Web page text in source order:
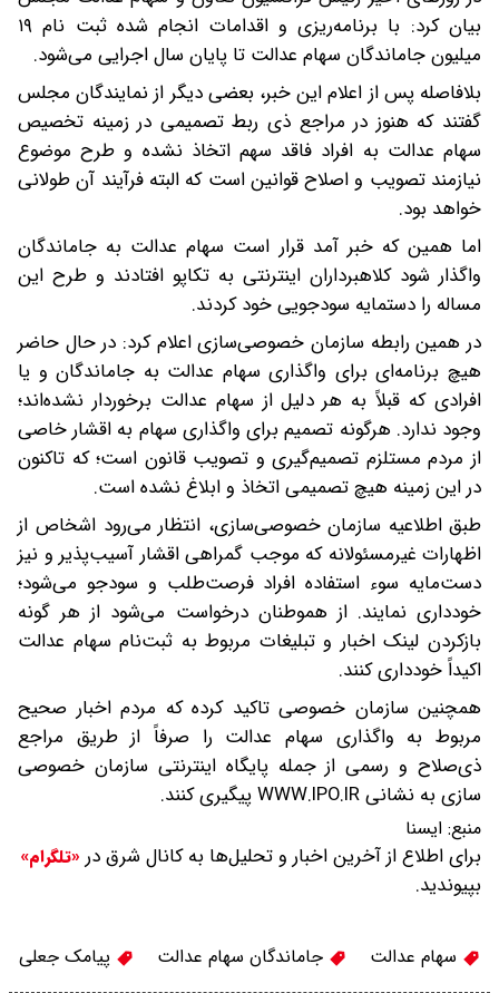
بیان کرد: با برنامه‌ریزی و اقدامات انجام شده ثبت نام ۱۹
میلیون جاماندگان سهام عدالت تا پایان سال اجرایی می‌شود.
بلافاصله پس از اعلام این خبر، بعضی دیگر از نمایندگان مجلس
گفتند که هنوز در مراجع ذی ربط تصمیمی در زمینه تخصیص
سهام عدالت به افراد فاقد سهم اتخاذ نشده و طرح موضوع
نیازمند تصویب و اصلاح قوانین است که البته فرآیند آن طولانی
خواهد بود.
اما همین که خبر آمد قرار است سهام عدالت به جاماندگان
واگذار شود کلاهبرداران اینترنتی به تکاپو افتادند و طرح این
مساله را دستمایه سودجویی خود کردند.
در همین رابطه سازمان خصوصی‌سازی اعلام کرد: در حال حاضر
هیچ برنامه‌­ای برای واگذاری سهام عدالت به جاماندگان و یا
افرادی که قبلاً به هر دلیل از سهام عدالت برخوردار نشده‌­اند؛
وجود ندارد. هرگونه تصمیم برای واگذاری سهام به اقشار خاصی
از مردم مستلزم تصمیم‌گیری و تصویب قانون است؛ که تاکنون
در این زمینه هیچ تصمیمی اتخاذ و ابلاغ نشده است.
طبق اطلاعیه سازمان خصوصی‌سازی، انتظار می­‌رود اشخاص از
اظهارات غیرمسئولانه که موجب گمراهی اقشار آسیب­‌پذیر و نیز
دست‌مایه سوء استفاده افراد فرصت­‌طلب و سودجو می­‌شود؛
خودداری نمایند. از هموطنان درخواست می‌­شود از هر گونه
بازکردن لینک اخبار و تبلیغات مربوط به ثبت‌نام سهام عدالت
اکیداً خودداری کنند.
همچنین سازمان خصوصی تاکید کرده که مردم اخبار صحیح
مربوط به واگذاری سهام عدالت را صرفاً از طریق مراجع
ذی‌صلاح و رسمی از جمله پایگاه اینترنتی سازمان خصوصی­‌
سازی به نشانی WWW.IPO.IR پیگیری کنند.
منبع: ایسنا
برای اطلاع از آخرین اخبار و تحلیل‌ها به کانال شرق در «تلگرام»
بپیوندید.
سهام عدالت جاماندگان سهام عدالت پیامک جعلی